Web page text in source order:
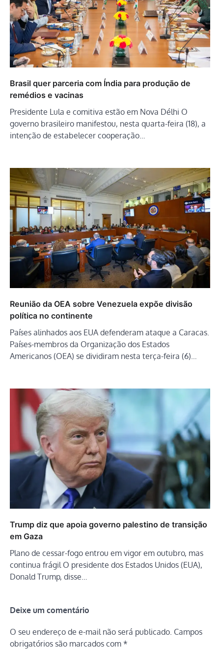
Brasil quer parceria com Índia para produção de
remédios e vacinas
Presidente Lula e comitiva estão em Nova Délhi O
governo brasileiro manifestou, nesta quarta-feira (18), a
intenção de estabelecer cooperação…
Reunião da OEA sobre Venezuela expõe divisão
política no continente
Países alinhados aos EUA defenderam ataque a Caracas.
Países-membros da Organização dos Estados
Americanos (OEA) se dividiram nesta terça-feira (6)…
Trump diz que apoia governo palestino de transição
em Gaza
Plano de cessar-fogo entrou em vigor em outubro, mas
continua frágil O presidente dos Estados Unidos (EUA),
Donald Trump, disse…
Deixe um comentário
O seu endereço de e-mail não será publicado. Campos
obrigatórios são marcados com *